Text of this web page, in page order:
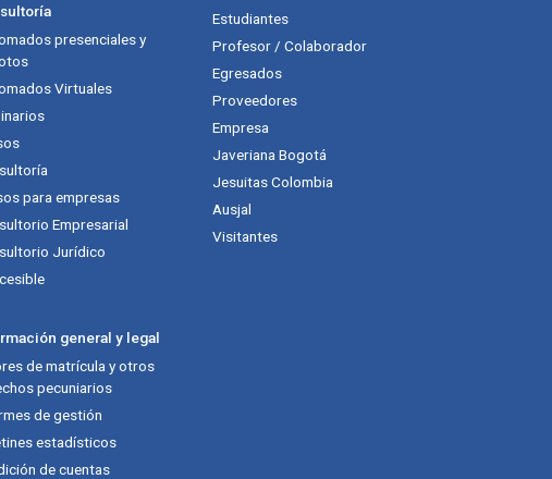
presenciales y
Virtuales
para empresas
Empresarial
Jurídico
Estudiantes
Profesor / Colaborador
Egresados
Proveedores
Empresa
Javeriana Bogotá
Jesuitas Colombia
Ausjal
Visitantes
general y legal
de matrícula y otros
pecuniarios
de gestión
estadísticos
de cuentas